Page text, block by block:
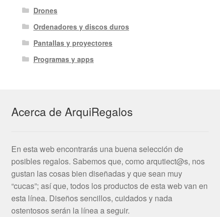
Drones
Ordenadores y discos duros
Pantallas y proyectores
Programas y apps
Acerca de ArquiRegalos
En esta web encontrarás una buena selección de
posibles regalos. Sabemos que, como arqutiect@s, nos
gustan las cosas bien diseñadas y que sean muy
“cucas”; así que, todos los productos de esta web van en
esta línea. Diseños sencillos, cuidados y nada
ostentosos serán la línea a seguir.